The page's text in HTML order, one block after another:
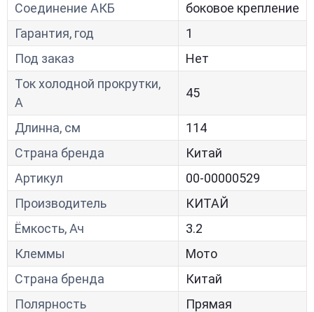
Соединение АКБ
боковое крепление
Гарантия, год
1
Под заказ
Нет
Ток холодной прокрутки,
A
45
Длинна, см
114
Страна бренда
Китай
Артикул
00-00000529
Производитель
КИТАЙ
Ёмкость, Ач
3.2
Клеммы
Мото
Страна бренда
Китай
Полярность
Прямая